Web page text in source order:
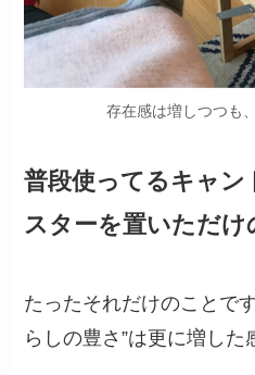
存在感は増しつつも
普段使ってるキャン
スターを置いただけ
たったそれだけのことで
らしの豊さ”は更に増した